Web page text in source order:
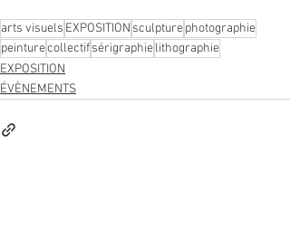
arts visuels EXPOSITION sculpturephotographie
peinturecollectifsérigraphielithographie
EXPOSITION
ÉVÈNEMENTS